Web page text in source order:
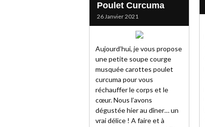
Poulet Curcuma
26 Janvier 2021
Aujourd’hui, je vous propose
une petite soupe courge
musquée carottes poulet
curcuma pour vous
réchauffer le corps et le
cœur. Nous l’avons
dégustée hier au dîner… un
vrai délice ! A faire et à